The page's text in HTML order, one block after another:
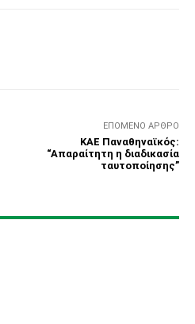
ΕΠΌΜΕΝΟ ΆΡΘΡΟ
ΚΑΕ Παναθηναϊκός:
“Απαραίτητη η διαδικασία
ταυτοποίησης”